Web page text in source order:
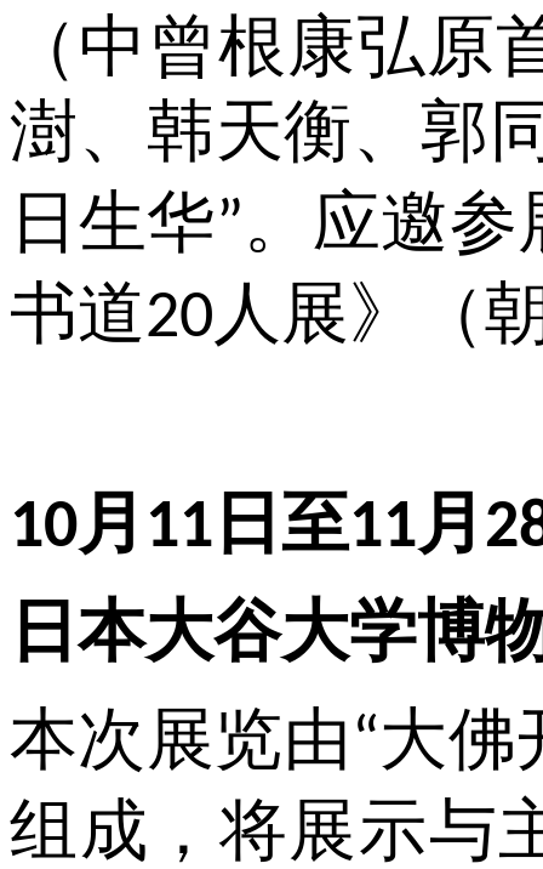
（中曾根康弘
澍、韩天衡、郭
日生华”。应邀
书道20人展》（
10月 11 日至11月
日本大谷大学博
本次展览由“大佛
组成，将展示与